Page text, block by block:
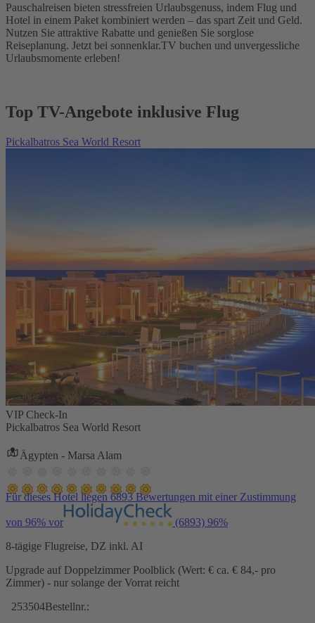
Pauschalreisen bieten stressfreien Urlaubsgenuss, indem Flug und
Hotel in einem Paket kombiniert werden – das spart Zeit und Geld.
Nutzen Sie attraktive Rabatte und genießen Sie sorglose
Reiseplanung. Jetzt bei sonnenklar.TV buchen und unvergessliche
Urlaubsmomente erleben!
Top TV-Angebote inklusive Flug
Pickalbatros Sea World Resort
VIP Check-In
Pickalbatros Sea World Resort
Ägypten - Marsa Alam
Für dieses Hotel liegen 6893 Bewertungen mit einer Zustimmung
von 96% vor (6893) 96%
8-tägige Flugreise, DZ inkl. AI
Upgrade auf Doppelzimmer Poolblick (Wert: € ca. € 84,- pro
Zimmer) - nur solange der Vorrat reicht
253504Bestellnr.: